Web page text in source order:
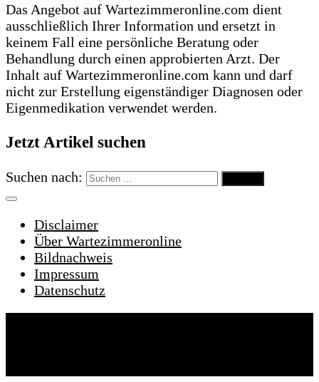
Das Angebot auf Wartezimmeronline.com dient
ausschließlich Ihrer Information und ersetzt in
keinem Fall eine persönliche Beratung oder
Behandlung durch einen approbierten Arzt. Der
Inhalt auf Wartezimmeronline.com kann und darf
nicht zur Erstellung eigenständiger Diagnosen oder
Eigenmedikation verwendet werden.
Jetzt Artikel suchen
Suchen nach:
Disclaimer
Über Wartezimmeronline
Bildnachweis
Impressum
Datenschutz